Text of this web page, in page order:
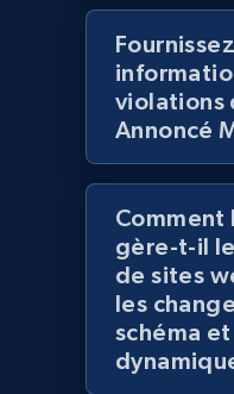
Collecting
Title, Seller name,
price, Currency,
Amazon products
products by best
Title, Seller name,
price, Currency,
violations
Annoncé
Comment
gère-t-il
de sites
les
schéma